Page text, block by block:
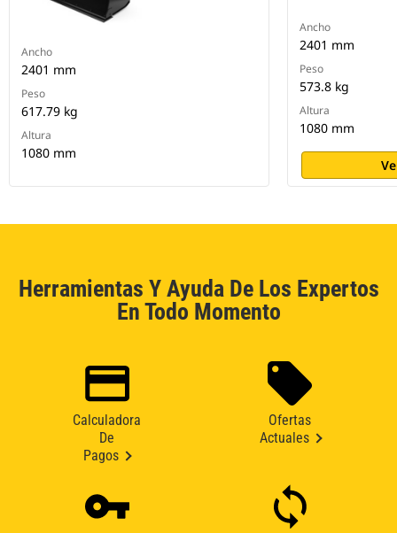
Ancho
2401 mm
Peso
617.79 kg
Altura
1080 mm
Ancho
2401 mm
Peso
573.8 kg
Altura
1080 mm
Herramientas Y Ayuda De Los Expertos
En Todo Momento
Calculadora
De
Pagos
Ofertas
Actuales